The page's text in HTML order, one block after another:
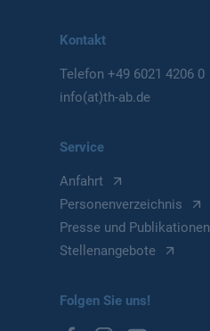
Kontakt
Telefon+49 6021 4206 0
info(at)th-ab.de
Service
Anfahrt
Personenverzeichnis
Presse und Publikationen
Stellenangebote
Folgen Sie uns!